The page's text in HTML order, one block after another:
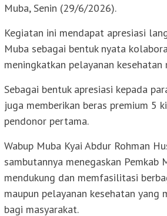
Muba, Senin (29/6/2026).
Kegiatan ini mendapat apresiasi
Muba sebagai bentuk nyata
meningkatkan pelayanan kesehatan
Sebagai bentuk apresiasi kepada
juga memberikan beras premium 5
pendonor pertama.
Wabup Muba Kyai Abdur Rohman
sambutannya menegaskan Pemkab
mendukung dan memfasilitasi
maupun pelayanan kesehatan yang
bagi masyarakat.